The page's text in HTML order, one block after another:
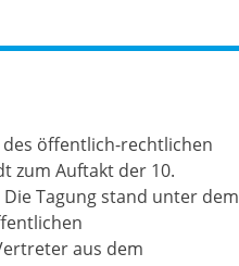
öffentlich-rechtlichen
zum Auftakt der 10.
Tagung stand unter dem
aus dem